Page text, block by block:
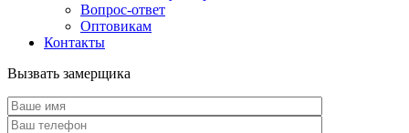
Вопрос-ответ
Оптовикам
Контакты
Вызвать замерщика